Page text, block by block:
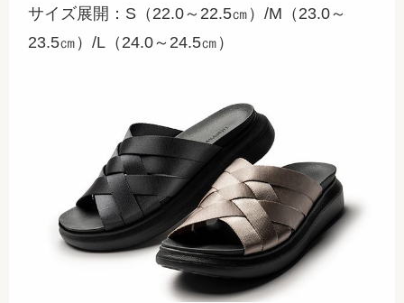
サイズ展開：S（22.0～22.5㎝）/M（23.0～
23.5㎝）/L（24.0～24.5㎝）